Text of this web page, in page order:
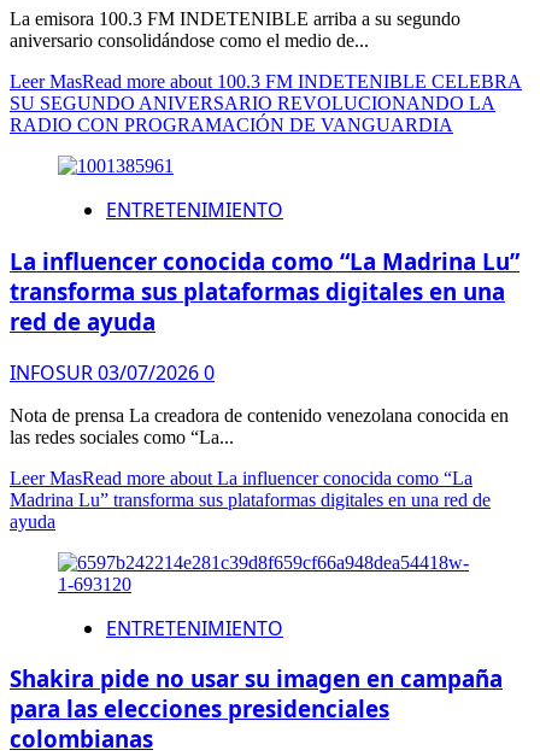
La emisora 100.3 FM INDETENIBLE arriba a su segundo
aniversario consolidándose como el medio de...
Leer MasRead more about 100.3 FM INDETENIBLE CELEBRA
SU SEGUNDO ANIVERSARIO REVOLUCIONANDO LA
RADIO CON PROGRAMACIÓN DE VANGUARDIA
ENTRETENIMIENTO
La influencer conocida como “La Madrina Lu”
transforma sus plataformas digitales en una
red de ayuda
INFOSUR03/07/20260
Nota de prensa La creadora de contenido venezolana conocida en
las redes sociales como “La...
Leer MasRead more about La influencer conocida como “La
Madrina Lu” transforma sus plataformas digitales en una red de
ayuda
ENTRETENIMIENTO
Shakira pide no usar su imagen en campaña
para las elecciones presidenciales
colombianas